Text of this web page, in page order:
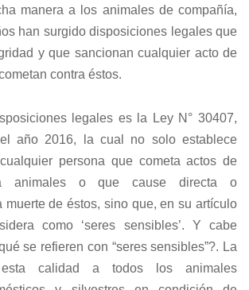
manera a los animales de compañía,
han surgido disposiciones legales que
y que sancionan cualquier acto de
contra éstos.
legales es la Ley N° 30407,
año 2016, la cual no solo establece
persona que cometa actos de
animales o que cause directa o
muerte de éstos, sino que, en su artículo
como ‘seres sensibles’. Y cabe
se refieren con “seres sensibles”?. La
calidad a todos los animales